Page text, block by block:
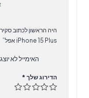
iPhone 15 Plus אפל”
האימייל לא
הדירוג שלך *